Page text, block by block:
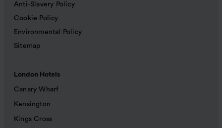
Anti-Slavery Policy
Cookie Policy
Environmental Policy
Sitemap
London Hotels
Canary Wharf
Kensington
Kings Cross